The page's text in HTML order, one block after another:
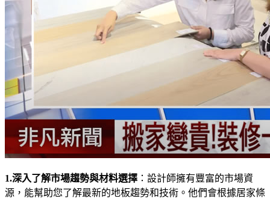
1.深入了解市場趨勢與材料選擇 ：設計師擁有豐富的市場資
源，能幫助您了解最新的地板趨勢和技術。他們會根據居家條